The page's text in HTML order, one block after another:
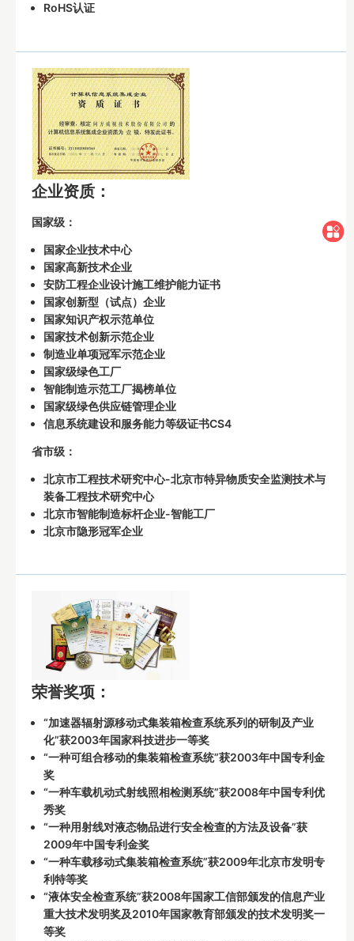
RoHS认证
企业资质：
国家级：
国家企业技术中心
国家高新技术企业
安防工程企业设计施工维护能力证书
国家创新型（试点）企业
国家知识产权示范单位
国家技术创新示范企业
制造业单项冠军示范企业
国家级绿色工厂
智能制造示范工厂揭榜单位
国家级绿色供应链管理企业
信息系统建设和服务能力等级证书CS4
省市级：
北京市工程技术研究中心-北京市特异物质安全监测技术与
装备工程技术研究中心
北京市智能制造标杆企业-智能工厂
北京市隐形冠军企业
荣誉奖项：
“加速器辐射源移动式集装箱检查系统系列的研制及产业
化”获2003年国家科技进步一等奖
“一种可组合移动的集装箱检查系统”获2003年中国专利金
奖
“一种车载机动式射线照相检测系统”获2008年中国专利优
秀奖
“一种用射线对液态物品进行安全检查的方法及设备”获
2009年中国专利金奖
“一种车载移动式集装箱检查系统”获2009年北京市发明专
利特等奖
“液体安全检查系统”获2008年国家工信部颁发的信息产业
重大技术发明奖及2010年国家教育部颁发的技术发明奖一
等奖